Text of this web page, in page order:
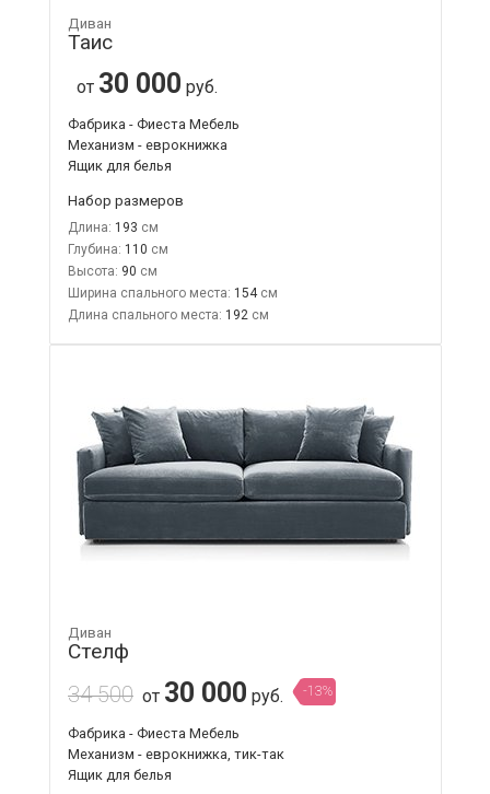
Диван
Таис
от 30 000 руб.
Фабрика - Фиеста Мебель
Механизм - еврокнижка
Ящик для белья
Набор размеров
Длина: 193
Глубина: 110
Высота: 90
Ширина спального места: 154
Длина спального места: 192
Диван
Стелф
34 500 от 30 000 руб. -13%
Фабрика - Фиеста Мебель
Механизм - еврокнижка, тик-так
Ящик для белья